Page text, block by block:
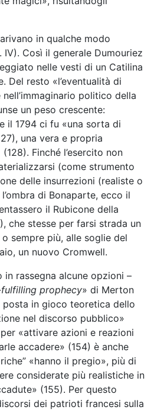
in qualche modo
Così il generale Dumouriez
nelle vesti di un Catilina
Del resto «l’eventualità di
nell’immaginario politico della
un peso crescente:
il 1794 ci fu «una sorta di
una vera e propria
Finché l’esercito non
(come strumento
delle insurrezioni (realiste o
di Bonaparte, ecco il
il Rubicone della
che stesse per farsi strada un
sempre più, alle soglie del
un nuovo Cromwell.
in rassegna alcune opzioni –
prophecy» di Merton
posta in gioco teoretica dello
nel discorso pubblico»
«attivare azioni e reazioni
accadere» (154) è anche
«hanno il pregio», più di
considerate più realistiche in
(155). Per questo
dei patrioti francesi sulla